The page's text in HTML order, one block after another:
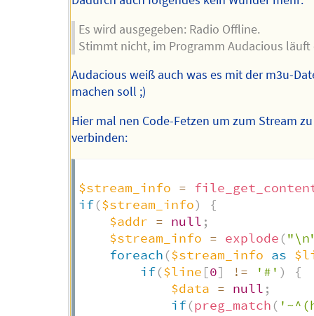
Es wird ausgegeben: Radio Offline.
Stimmt nicht, im Programm Audacious läuft
Audacious weiß auch was es mit der m3u-
machen soll ;)
Hier mal nen Code-Fetzen um zum Stream zu
verbinden:
$stream_info =
if($stream_info)
{
$addr = null ;
$stream_info = explode (
foreach ($stream_info as
if($line [0] != '#' )
{
$data = null ;
if(preg_match (